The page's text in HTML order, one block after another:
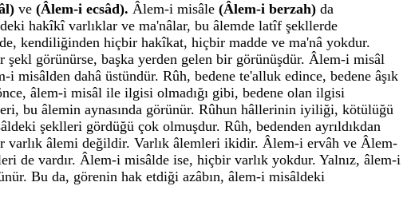
ve (Âlem-i ecsâd). Âlem-i misâle (Âlem-i berzah) da
hakîkî varlıklar ve ma'nâlar, bu âlemde latîf şekllerde
kendiliğinden hiçbir hakîkat, hiçbir madde ve ma'nâ yokdur.
görünürse, başka yerden gelen bir görünüşdür. Âlem-i misâl
dahâ üstündür. Rûh, bedene te'alluk edince, bedene âşık
âlem-i misâl ile ilgisi olmadığı gibi, bedene olan ilgisi
bu âlemin aynasında görünür. Rûhun hâllerinin iyiliği, kötülüğü
şeklleri gördüğü çok olmuşdur. Rûh, bedenden ayrıldıkdan
âlemi değildir. Varlık âlemleri ikidir. Âlem-i ervâh ve Âlem-
de vardır. Âlem-i misâlde ise, hiçbir varlık yokdur. Yalnız, âlem-i
Bu da, görenin hak etdiği azâbın, âlem-i misâldeki